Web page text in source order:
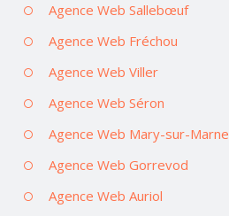
Agence Web Sallebœuf
Agence Web Fréchou
Agence Web Viller
Agence Web Séron
Agence Web Mary-sur-Marne
Agence Web Gorrevod
Agence Web Auriol